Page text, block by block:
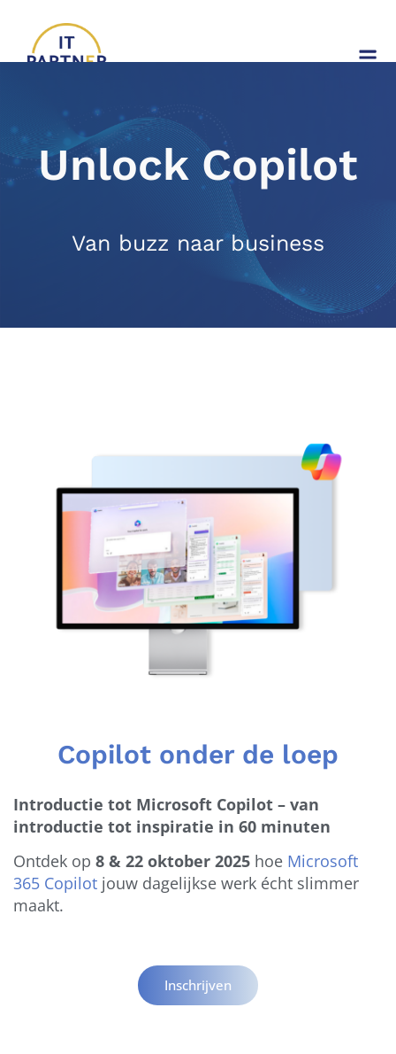
Unlock Copilot
Van buzz naar business
Copilot onder de loep
Introductie tot Microsoft Copilot – van
introductie tot inspiratie in 60 minuten
Ontdek op 8 & 22 oktober 2025 hoe Microsoft
365 Copilot jouw dagelijkse werk écht slimmer
maakt.
Inschrijven